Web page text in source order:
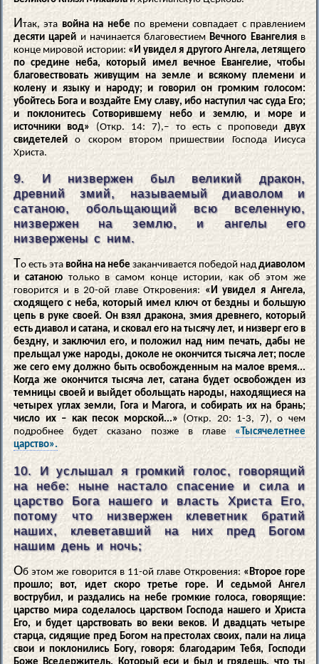
И так, эта война на небе по времени совпадает с правлением
десяти царей и начинается благовестием Вечного Евангелияв
конце мировой истории: «И увидел я другого Ангела, летящего
по средине неба, который имел вечное Евангелие, чтобы
благовествовать живущим на земле и всякому племени и
колену и языку и народу; и говорил он громким голосом:
убойтесь Бога и воздайте Ему славу, ибо наступил час суда Его;
и поклонитесь Сотворившему небо и землю, и море и
источники вод» (Откр. 14: 7),– то есть с проповедидвух
свидетелей о скором втором пришествии Господа Иисуса
Христа.
9. И низвержен был великий дракон,
древний змий, называемый диаволом и
сатаною, обольщающий всю вселенную,
низвержен на землю, и ангелы его
низвержены с ним.
То есть эта война на небе заканчивается победой наддиаволом
и сатаноютолько в самом конце истории, как об этом же
говорится и в 20-ой главе Откровения: «И увидел я Ангела,
сходящего с неба, который имел ключ от бездны и большую
цепь в руке своей. Он взял дракона, змия древнего, который
есть диавол и сатана, и сковал его на тысячу лет, и низверг его в
бездну, и заключил его, и положил над ним печать, дабы не
прельщал уже народы, доколе не окончится тысяча лет; после
же сего ему должно быть освобожденным на малое время...
Когда же окончится тысяча лет, сатана будет освобожден из
темницы своей и выйдет обольщать народы, находящиеся на
четырех углах земли, Гога и Магога, и собирать их на брань;
число их – как песок морской...» (Откр. 20: 1-3, 7), о чем
подробнее будет сказано позже в главе «Тысячелетнее
царство».
10. И услышал я громкий голос, говорящий
на небе: ныне настало спасение и сила и
царство Бога нашего и власть Христа Его,
потому что низвержен клеветник братий
наших, клеветавший на них пред Богом
нашим день и ночь;
Об этом же говорится в 11-ой главе Откровения: «Второе горе
прошло; вот, идет скоро третье горе. И седьмой Ангел
вострубил, и раздались на небе громкие голоса, говорящие:
царство мира соделалось царством Господа нашего и Христа
Его, и будет царствовать во веки веков. И двадцать четыре
старца, сидящие пред Богом на престолах своих, пали на лица
свои и поклонились Богу, говоря: благодарим Тебя, Господи